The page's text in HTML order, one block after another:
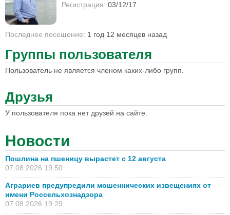
Регистрация: 03/12/17
Последнее посещение: 1 год 12 месяцев назад
Группы пользователя
Пользователь не является членом каких-либо групп.
Друзья
У пользователя пока нет друзей на сайте.
Новости
Пошлина на пшеницу вырастет с 12 августа
07.08.2026 19:50
Аграриев предупредили мошеннических извещениях от
имени Россельхознадзора
07.08.2026 19:29